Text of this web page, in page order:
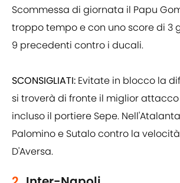
Scommessa di giornata il Papu
troppo tempo e con uno score di 3
9 precedenti contro i ducali.
SCONSIGLIATI: Evitate in blocco la
si troverà di fronte il miglior attacco
incluso il portiere Sepe.
Palomino e Sutalo contro la
D'Aversa.